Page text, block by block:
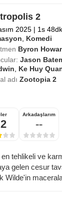
2
2025 | 1s 48dk
, Komedi
Byron
Jason
, Ke Huy
adıZootopia 2
Arkadaşlarım
--
tehlikeli ve
gelen cesur
Wilde'in